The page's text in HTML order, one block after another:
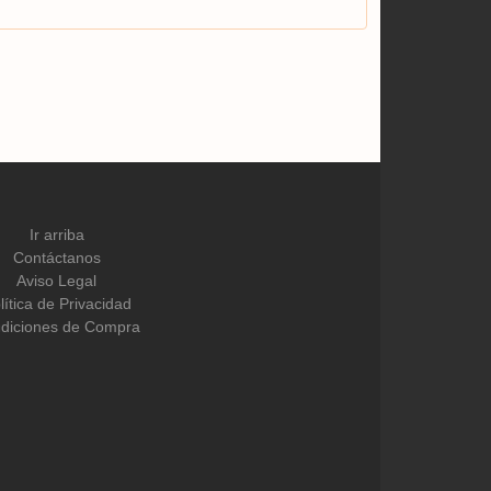
Ir arriba
Contáctanos
Aviso Legal
de Privacidad
de Compra